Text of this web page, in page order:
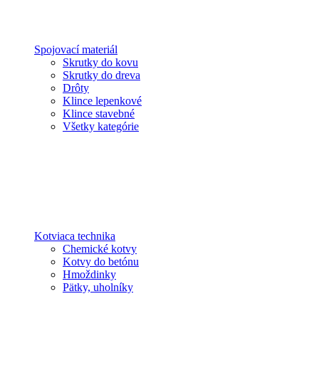
Spojovací materiál
Skrutky do kovu
Skrutky do dreva
Drôty
Klince lepenkové
Klince stavebné
Všetky kategórie
Kotviaca technika
Chemické kotvy
Kotvy do betónu
Hmoždinky
Pätky, uholníky